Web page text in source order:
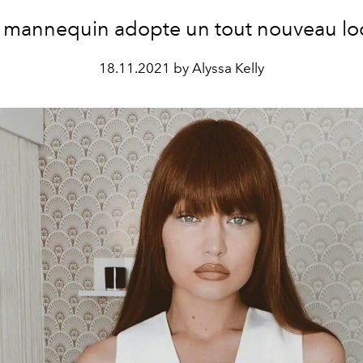
mannequin adopte un tout nouveau
18.11.2021 by Alyssa Kelly